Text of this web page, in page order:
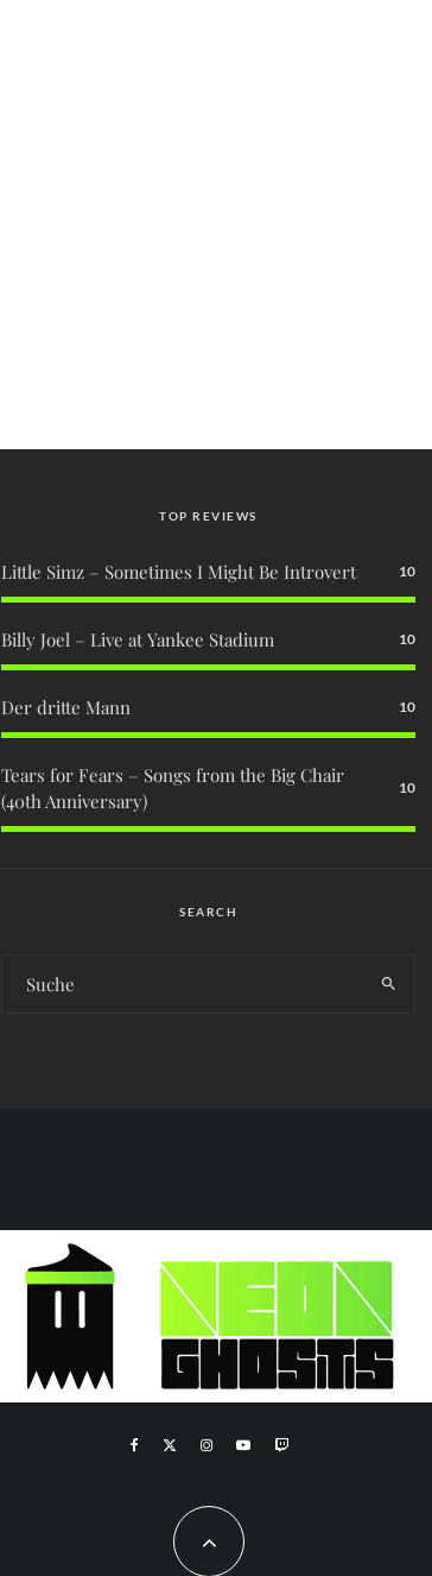
TOP REVIEWS
Little Simz – Sometimes I Might Be Introvert 10
Billy Joel – Live at Yankee Stadium 10
Der dritte Mann 10
Tears for Fears – Songs from the Big Chair
(40th Anniversary)
10
SEARCH